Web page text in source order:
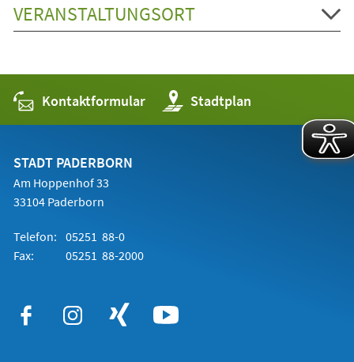
VERANSTALTUNGSORT
Kontaktformular Stadtplan
(Öffnet
in
einem
STADT PADERBORN
Am Hoppenhof 33
33104 Paderborn
Telefon: 05251 88-0
Fax:
05251 88-2000